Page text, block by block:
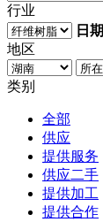
行业
日期
地区
类别
全部
供应
提供服务
供应二手
提供加工
提供合作